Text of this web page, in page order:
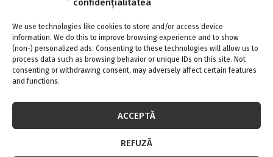
confidențialitatea
We use technologies like cookies to store and/or access device
information. We do this to improve browsing experience and to show
(non-) personalized ads. Consenting to these technologies will allow us to
process data such as browsing behavior or unique IDs on this site. Not
consenting or withdrawing consent, may adversely affect certain features
and functions.
ACCEPTĂ
REFUZĂ
URMARESTE-NE PE FACEBOOK